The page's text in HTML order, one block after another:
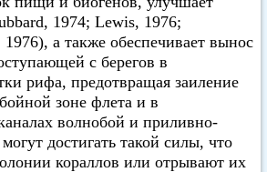
1974; Lewis, 1976;
а также обеспечивает вынос
с берегов в
рифа, предотвращая заиление
зоне флета и в
волнобой и приливно-
достигать такой силы, что
кораллов или отрывают их